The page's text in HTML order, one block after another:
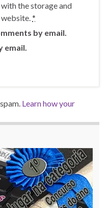
the storage and
*
by email.
Learn how your